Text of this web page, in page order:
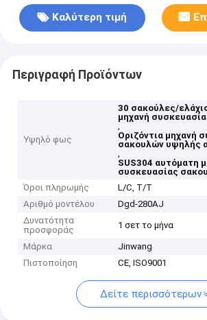
Καλύτερη τιμή
Περιγραφή Προϊόντων
Υψηλό φως
30 σακούλες/
μηχανή
,
Οριζόντια μηχανή
σακουλών υψηλής
,
SUS304 αυτόματη
συσκευασίας
Όροι πληρωμής
L/C, T/T
Αριθμό μοντέλου
Dgd-280AJ
Δυνατότητα
προσφοράς
1 σετ το μήνα
Μάρκα
Jinwang
Πιστοποίηση
CE, ISO9001
Δείτε περισσότερων